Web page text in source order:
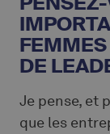
DE
Je pense, et
que les